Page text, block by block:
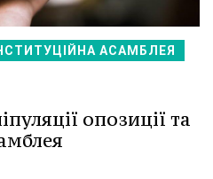
АСАМБЛЕЯ
опозиції та